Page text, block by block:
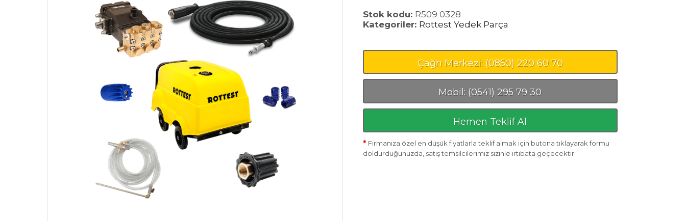
Stok kodu: R509 0328
Kategoriler: Rottest Yedek Parça
Çağrı Merkezi: (0850) 220 60 70
Mobil: (0541) 295 79 30
Hemen Teklif Al
* Firmanıza özel en düşük fiyatlarla teklif almak için butona tıklayarak formu
doldurduğunuzda, satış temsilcilerimiz sizinle irtibata geçecektir.